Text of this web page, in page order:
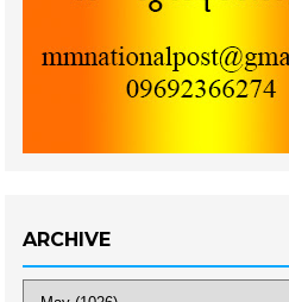
ARCHIVE